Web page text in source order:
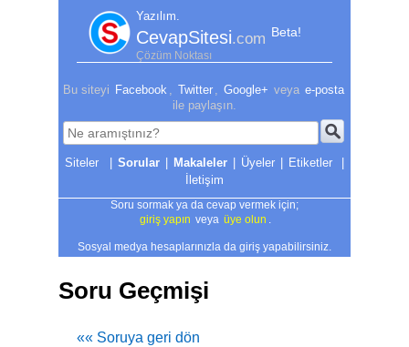
Yazılım.
CevapSitesi.com Beta!
Çözüm Noktası
Bu siteyi Facebook Twitter Google+ veya e-posta
ile paylaşın.
| Sorular | Makaleler | Üyeler | Etiketler
|
İletişim
Soru sormak ya da cevap vermek için;
giriş yapın veya üye olun
Sosyal medya hesaplarınızla da giriş yapabilirsiniz.
Soru Geçmişi
«« Soruya geri dön